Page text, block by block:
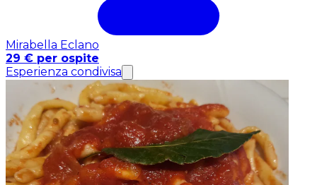
Mirabella Eclano
29 € per ospite
Esperienza condivisa